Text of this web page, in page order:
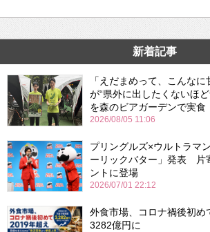
新着記事
「えだまめって、こんな
が“県外に出したくないほ
を森のビアガーデンで実食
2026/08/05 11:06
プリングルズ×ウルトラマ
ーリックバター」発表 片
ントに登場
2026/07/01 22:12
外食市場、コロナ禍後初
3282億円に